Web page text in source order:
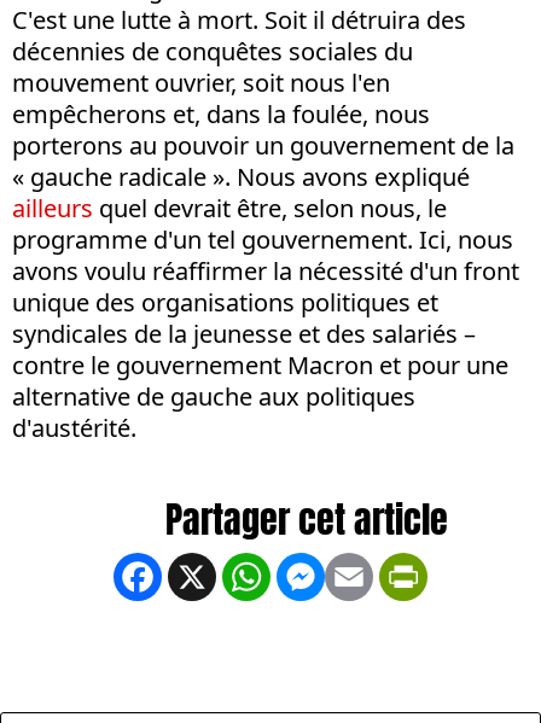
C'est une lutte à mort. Soit il détruira des
décennies de conquêtes sociales du
mouvement ouvrier, soit nous l'en
empêcherons et, dans la foulée, nous
porterons au pouvoir un gouvernement de la
« gauche radicale ». Nous avons expliqué
ailleurs quel devrait être, selon nous, le
programme d'un tel gouvernement. Ici, nous
avons voulu réaffirmer la nécessité d'un front
unique des organisations politiques et
syndicales de la jeunesse et des salariés –
contre le gouvernement Macron et pour une
alternative de gauche aux politiques
d'austérité.
Facebook
X WhatsApp
Messenger
Email